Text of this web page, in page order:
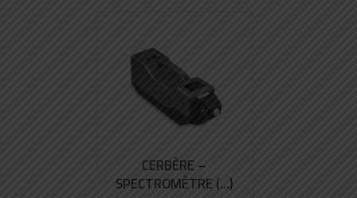
CERBÈRE –
SPECTROMÈTRE (...)